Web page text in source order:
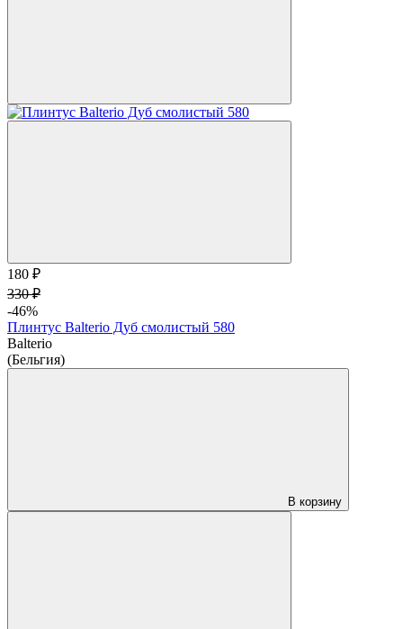
180 ₽
330 ₽
-46%
Плинтус Balterio Дуб смолистый 580
Balterio
(Бельгия)
В корзину